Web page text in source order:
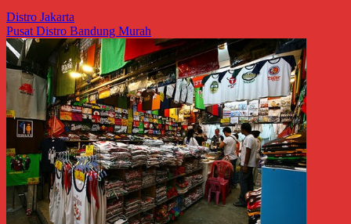
Distro Jakarta
Pusat Distro Bandung Murah